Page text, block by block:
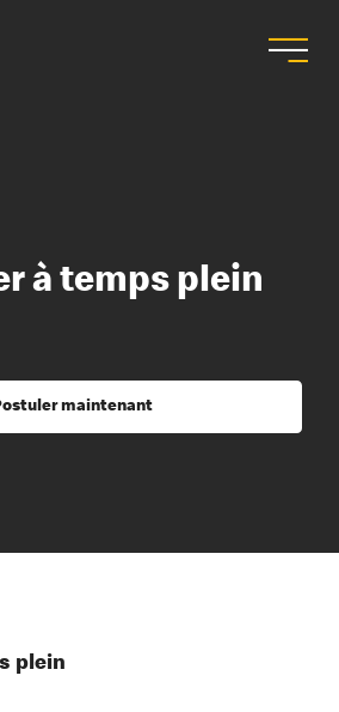
à temps plein
maintenant
plein